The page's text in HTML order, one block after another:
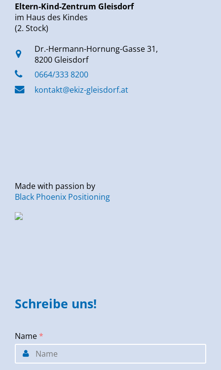
Eltern-Kind-Zentrum Gleisdorf
im Haus des Kindes
(2. Stock)
Dr.-Hermann-Hornung-Gasse 31,
8200 Gleisdorf
0664/333 8200
kontakt@ekiz-gleisdorf.at
Made with passion by
Black Phoenix Positioning
Schreibe uns!
Name *